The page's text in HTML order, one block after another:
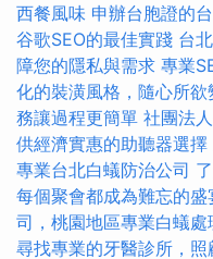
西餐風味 申辦台胞證的
谷歌SEO的最佳實踐 台
障您的隱私與需求 專業
化的裝潢風格，隨心所欲
務讓過程更簡單 社團法
供經濟實惠的助聽器選擇
專業台北白蟻防治公司
每個聚會都成為難忘的盛
司，桃園地區專業白蟻處
尋找專業的牙醫診所，